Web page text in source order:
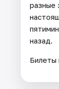
разные
назад.
Билеты